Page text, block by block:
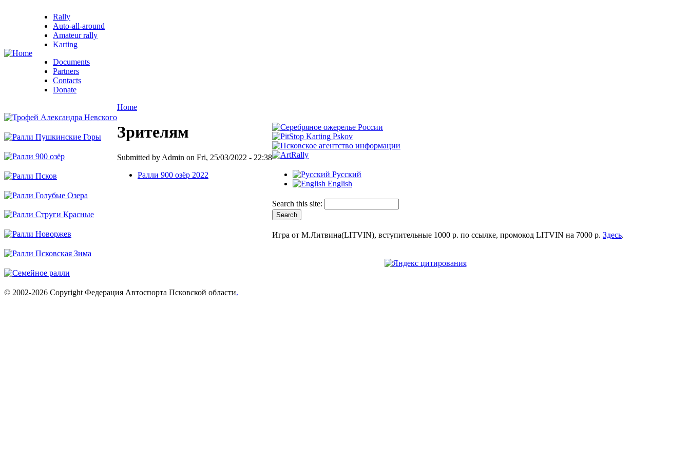
Rally
Auto-all-around
Amateur rally
Karting
Documents
Partners
Contacts
Donate
Home
Зрителям
Submitted by Admin on Fri, 25/03/2022 - 22:38
Ралли 900 озёр 2022
Русский
English
Search this site:
Игра от М.Литвина(LITVIN), вступительные 1000 р. по ссылке, промокод LITVIN на 7000 р. Здесь.
© 2002-2026 Copyright Федерация Автоспорта Псковской области.